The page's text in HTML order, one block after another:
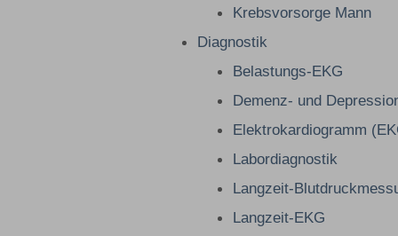
Krebsvorsorge Mann
Diagnostik
Belastungs-EKG
Demenz- und
Elektrokardiogramm
Labordiagnostik
Langzeit-
Langzeit-EKG